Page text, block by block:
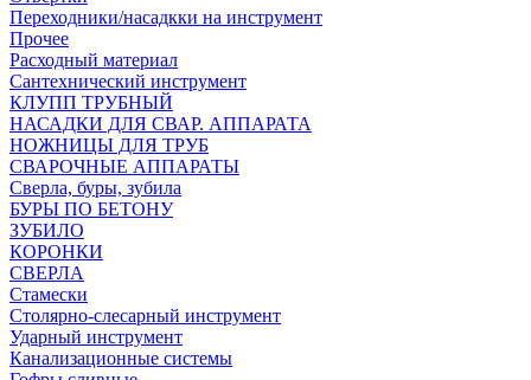
Переходники/насадкки на инструмент
Прочее
Расходный материал
Сантехнический инструмент
КЛУПП ТРУБНЫЙ
НАСАДКИ ДЛЯ СВАР. АППАРАТА
НОЖНИЦЫ ДЛЯ ТРУБ
СВАРОЧНЫЕ АППАРАТЫ
Сверла, буры, зубила
БУРЫ ПО БЕТОНУ
ЗУБИЛО
КОРОНКИ
СВЕРЛА
Стамески
Столярно-слесарный инструмент
Ударный инструмент
Канализационные системы